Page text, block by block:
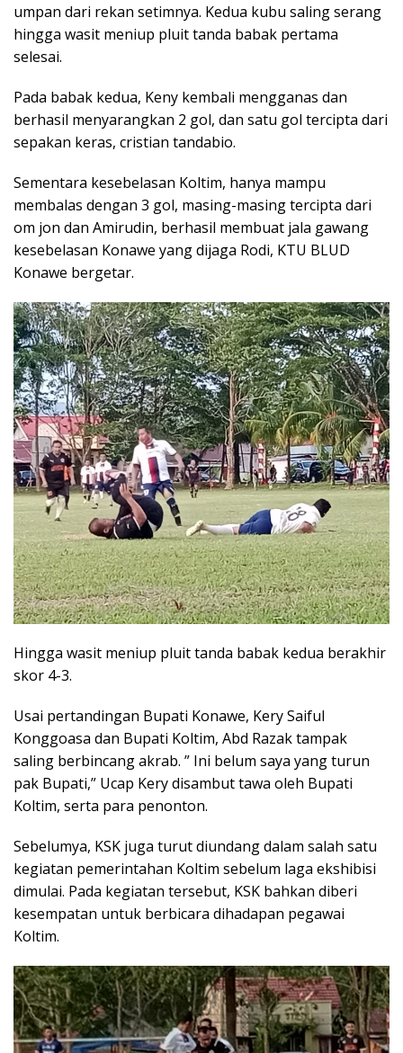
umpan dari rekan setimnya. Kedua kubu saling serang
hingga wasit meniup pluit tanda babak pertama
selesai.
Pada babak kedua, Keny kembali mengganas dan
berhasil menyarangkan 2 gol, dan satu gol tercipta dari
sepakan keras, cristian tandabio.
Sementara kesebelasan Koltim, hanya mampu
membalas dengan 3 gol, masing-masing tercipta dari
om jon dan Amirudin, berhasil membuat jala gawang
kesebelasan Konawe yang dijaga Rodi, KTU BLUD
Konawe bergetar.
Hingga wasit meniup pluit tanda babak kedua berakhir
skor 4-3.
Usai pertandingan Bupati Konawe, Kery Saiful
Konggoasa dan Bupati Koltim, Abd Razak tampak
saling berbincang akrab. ” Ini belum saya yang turun
pak Bupati,” Ucap Kery disambut tawa oleh Bupati
Koltim, serta para penonton.
Sebelumya, KSK juga turut diundang dalam salah satu
kegiatan pemerintahan Koltim sebelum laga ekshibisi
dimulai. Pada kegiatan tersebut, KSK bahkan diberi
kesempatan untuk berbicara dihadapan pegawai
Koltim.